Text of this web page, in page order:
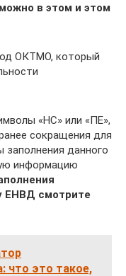
в этом и этом
ОКТМО, который
«НС» или «ПЕ»,
сокращения для
данного
информацию
ЕНВД смотрите
что это такое,